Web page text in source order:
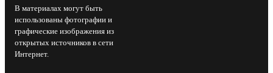
В материалах могут быть
использованы фотографии и
графические изображения из
открытых источников в сети
Интернет.